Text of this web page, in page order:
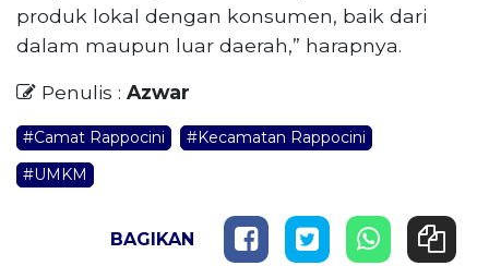
produk lokal dengan konsumen, baik dari
dalam maupun luar daerah,” harapnya.
Penulis : Azwar
#Camat Rappocini
#Kecamatan Rappocini
#UMKM
BAGIKAN